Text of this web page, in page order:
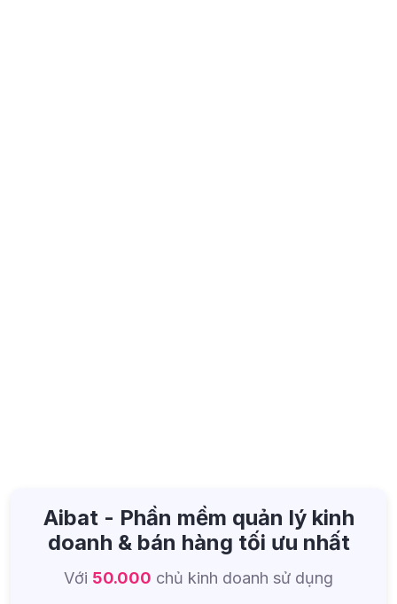
Aibat - Phần mềm quản lý kinh
doanh & bán hàng tối ưu nhất
Với 50.000 chủ kinh doanh sử dụng